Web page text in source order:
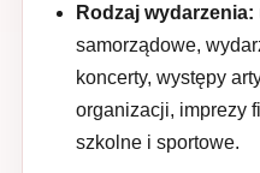
Rodzaj wydarzenia:
samorządowe,
koncerty, występy
organizacji, imprezy
szkolne i sportowe.